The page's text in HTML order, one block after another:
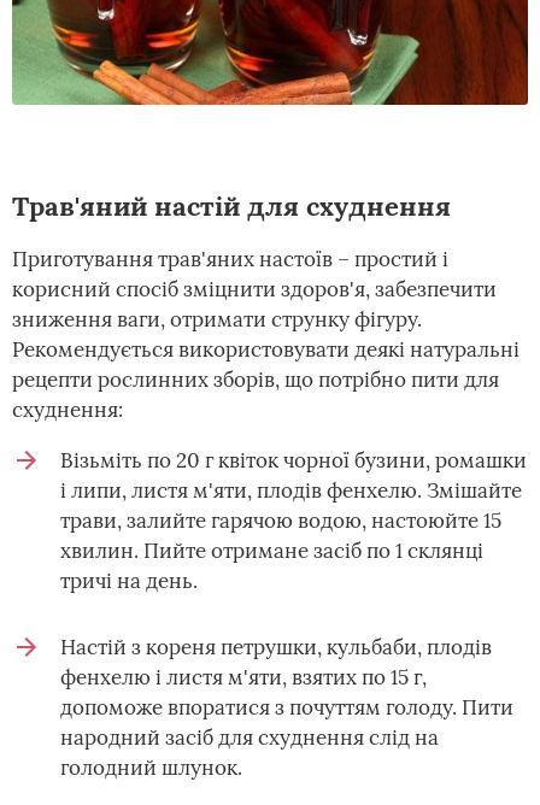
Трав'яний настій для схуднення
Приготування трав'яних настоїв – простий і
корисний спосіб зміцнити здоров'я, забезпечити
зниження ваги, отримати струнку фігуру.
Рекомендується використовувати деякі натуральні
рецепти рослинних зборів, що потрібно пити для
схуднення:
Візьміть по 20 г квіток чорної бузини, ромашки
і липи, листя м'яти, плодів фенхелю. Змішайте
трави, залийте гарячою водою, настоюйте 15
хвилин. Пийте отримане засіб по 1 склянці
тричі на день.
Настій з кореня петрушки, кульбаби, плодів
фенхелю і листя м'яти, взятих по 15 г,
допоможе впоратися з почуттям голоду. Пити
народний засіб для схуднення слід на
голодний шлунок.